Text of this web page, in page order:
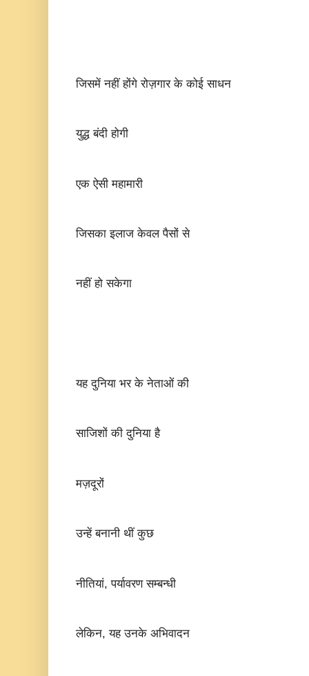
जिसमें नहीं होंगे रोज़गार के कोई साधन
युद्ध बंदी होगी
एक ऐसी महामारी
जिसका इलाज केवल पैसों से
नहीं हो सकेगा
यह दुनिया भर के नेताओं की
साजिशों की दुनिया है
मज़दूरों
उन्हें बनानी थीं कुछ
नीतियां, पर्यावरण सम्बन्धी
लेकिन, यह उनके अभिवादन